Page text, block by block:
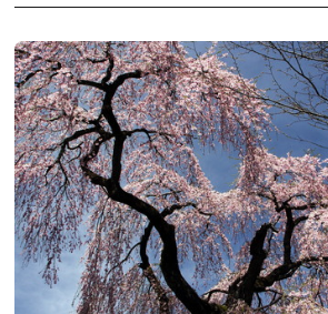
他、アイスクリームやバター作りを体験い
敷地内にはオートキャンプ場が併設され、
い方でもお気軽にキャンプを楽しめます。
迫力ある雪上体験もおすすめ。
四季を通して大自然を満喫できる観光牧場